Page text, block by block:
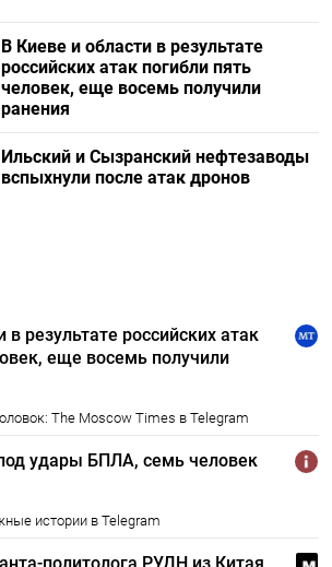
В Киеве и области в результате
российских атак погибли пять
человек, еще восемь получили
ранения
Ильский и Сызранский нефтезаводы
вспыхнули после атак дронов